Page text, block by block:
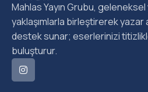
Mahlas Yayın Grubu, geleneksel
yaklaşımlarla birleştirerek yazar
destek sunar; eserlerinizi
buluşturur.